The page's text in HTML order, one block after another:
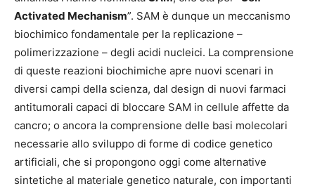
Activated Mechanism”. SAM è dunque un meccanismo
biochimico fondamentale per la replicazione –
polimerizzazione – degli acidi nucleici. La comprensione
di queste reazioni biochimiche apre nuovi scenari in
diversi campi della scienza, dal design di nuovi farmaci
antitumorali capaci di bloccare SAM in cellule affette da
cancro; o ancora la comprensione delle basi molecolari
necessarie allo sviluppo di forme di codice genetico
artificiali, che si propongono oggi come alternative
sintetiche al materiale genetico naturale, con importanti